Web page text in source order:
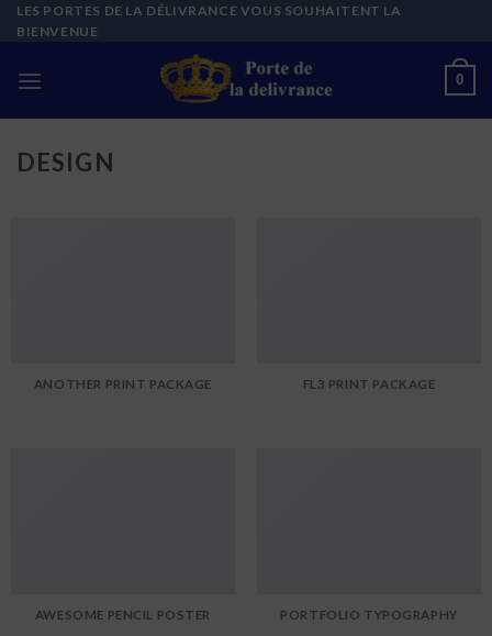
SkipLES PORTES DE LA DÉLIVRANCE VOUS SOUHAITENT LA
BIENVENUE
0
DESIGN
ANOTHER PRINT PACKAGE FL3 PRINT PACKAGE
AWESOME PENCIL POSTER PORTFOLIO TYPOGRAPHY